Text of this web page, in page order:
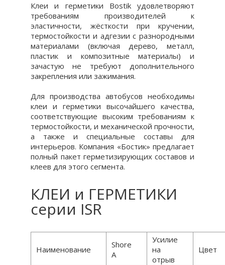
Клеи и герметики Bostik удовлетворяют
требованиям производителей к
эластичности, жёсткости при кручении,
термостойкости и адгезии с разнородными
материалами (включая дерево, металл,
пластик и композитные материалы) и
зачастую не требуют дополнительного
закрепления или зажимания.
Для производства автобусов необходимы
клеи и герметики высочайшего качества,
соответствующие высоким требованиям к
термостойкости, и механической прочности,
а также и специальные составы для
интерьеров. Компания «Бостик» предлагает
полный пакет герметизирующих составов и
клеев для этого сегмента.
КЛЕИ и ГЕРМЕТИКИ
серии ISR
Наименование
Shore
А
Усилие
на
отрыв
Цвет